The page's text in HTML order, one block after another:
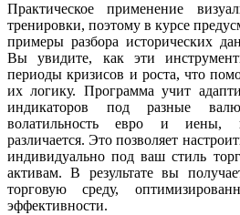
Практическое применение
тренировки, поэтому в курсе
примеры разбора исторических
Вы увидите, как эти
периоды кризисов и роста, что
их логику. Программа учит
индикаторов под разные
волатильность евро и иены,
различается. Это позволяет
индивидуально под ваш стиль
активам. В результате вы
торговую среду,
эффективности.